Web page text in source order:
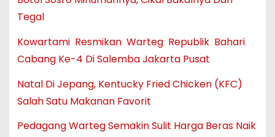
Tegal
Kowartami Resmikan Warteg Republik Bahari
Cabang Ke-4 Di Salemba Jakarta Pusat
Natal Di Jepang, Kentucky Fried Chicken (KFC)
Salah Satu Makanan Favorit
Pedagang Warteg Semakin Sulit Harga Beras Naik